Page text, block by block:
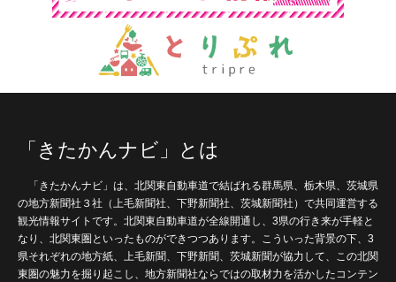
「きたかんナビ」とは
「きたかんナビ」は、北関東自動車道で結ばれる群馬県、栃木県、茨城県
の地方新聞社３社（上毛新聞社、下野新聞社、茨城新聞社）で共同運営する
観光情報サイトです。北関東自動車道が全線開通し、3県の行き来が手軽と
なり、北関東圏といったものができつつあります。こういった背景の下、3
県それぞれの地方紙、上毛新聞、下野新聞、茨城新聞が協力して、この北関
東圏の魅力を掘り起こし、地方新聞社ならではの取材力を活かしたコンテン